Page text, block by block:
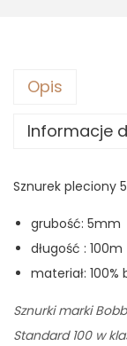
Opis
Informacje
Sznurek pleciony
grubość: 5mm
długość : 100m
materiał: 100%
Sznurki marki
Standard 100 w